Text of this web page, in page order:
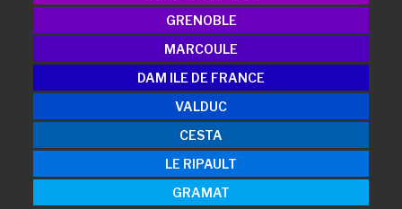
GRENOBLE
MARCOULE
DAM ILE DE FRANCE
VALDUC
CESTA
LE RIPAULT
GRAMAT